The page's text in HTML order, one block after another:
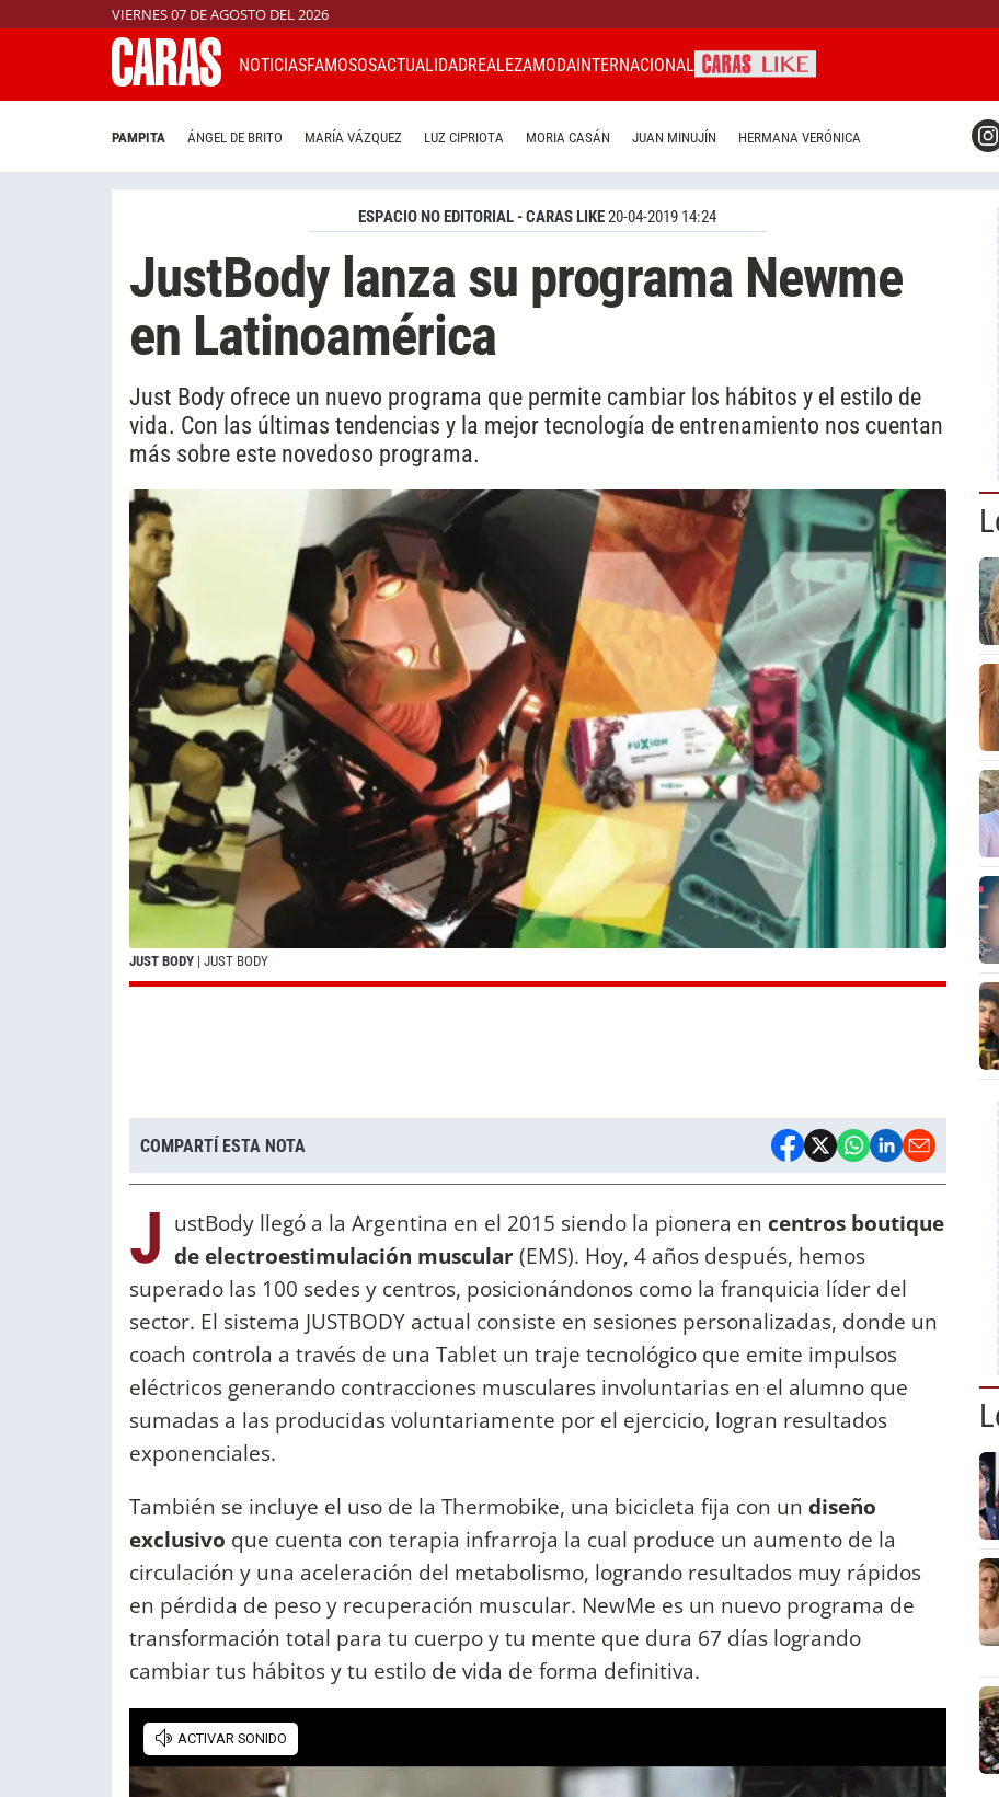
VIERNES 07 DE AGOSTO DEL 2026
NOTICIASFAMOSOSACTUALIDADREALEZAMODAINTERNACIONAL
PAMPITA ÁNGEL DE BRITO MARÍA VÁZQUEZ LUZ CIPRIOTA MORIA CASÁN JUAN MINUJÍN HERMANA VERÓNICA
ESPACIO NO EDITORIAL - CARAS LIKE20-04-2019 14:24
JustBody lanza su programa Newme
en Latinoamérica
Just Body ofrece un nuevo programa que permite cambiar los hábitos y el estilo de
vida. Con las últimas tendencias y la mejor tecnología de entrenamiento nos cuentan
más sobre este novedoso programa.
JUST BODY | JUST BODY
COMPARTÍ ESTA NOTA
J ustBody llegó a la Argentina en el 2015 siendo la pionera en centros boutique
de electroestimulación muscular(EMS). Hoy, 4 años después, hemos
superado las 100 sedes y centros, posicionándonos como la franquicia líder del
sector. El sistema JUSTBODY actual consiste en sesiones personalizadas, donde un
coach controla a través de una Tablet un traje tecnológico que emite impulsos
eléctricos generando contracciones musculares involuntarias en el alumno que
sumadas a las producidas voluntariamente por el ejercicio, logran resultados
exponenciales.
También se incluye el uso de la Thermobike, una bicicleta fija con un diseño
exclusivo que cuenta con terapia infrarroja la cual produce un aumento de la
circulación y una aceleración del metabolismo, logrando resultados muy rápidos
en pérdida de peso y recuperación muscular. NewMe es un nuevo programa de
transformación total para tu cuerpo y tu mente que dura 67 días logrando
cambiar tus hábitos y tu estilo de vida de forma definitiva.